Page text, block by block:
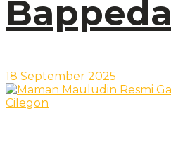
Bappeda
18 September 2025